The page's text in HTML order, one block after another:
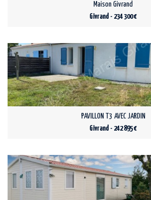
Maison Givrand
Givrand - 234 300 €
PAVILLON T3 AVEC JARDIN
Givrand - 242 895 €